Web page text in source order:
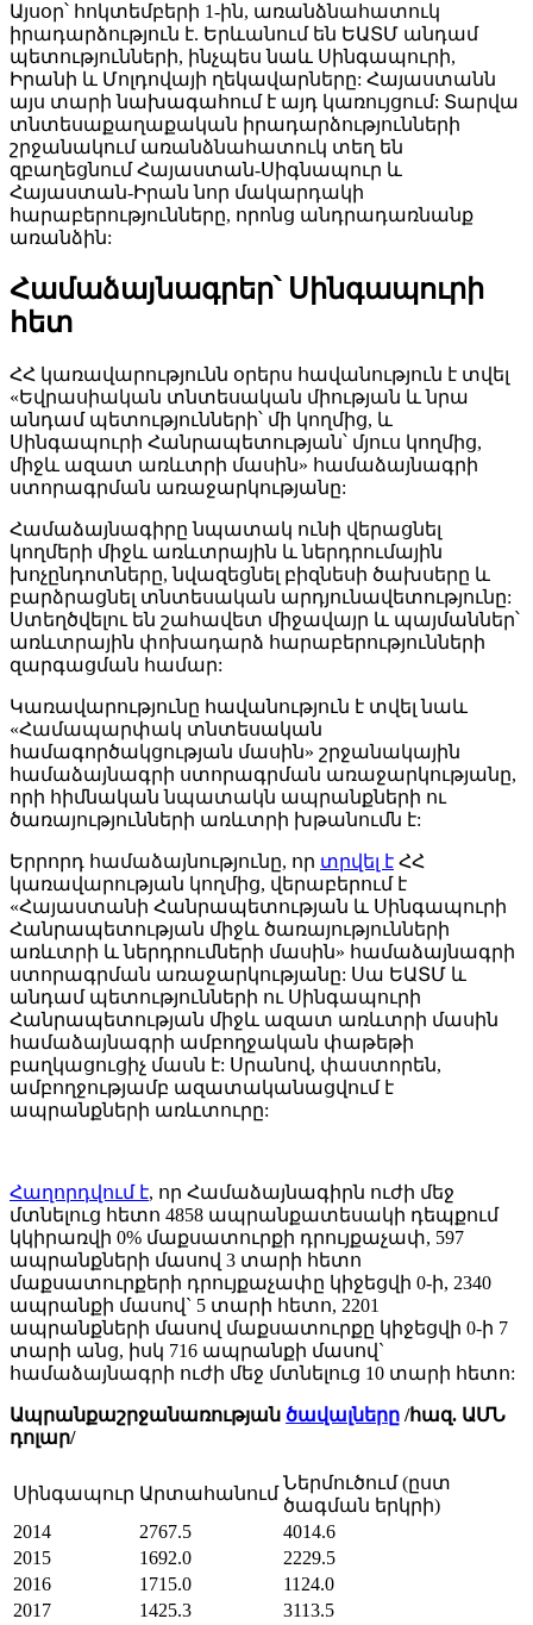
Այսօր՝ հոկտեմբերի 1-ին, առանձնահատուկ
իրադարձություն է. Երևանում են ԵԱՏՄ անդամ
պետությունների, ինչպես նաև Սինգապուրի,
Իրանի և Մոլդովայի ղեկավարները: Հայաստանն
այս տարի նախագահում է այդ կառույցում: Տարվա
տնտեսաքաղաքական իրադարձությունների
շրջանակում առանձնահատուկ տեղ են
զբաղեցնում Հայաստան-Սիգնապուր և
Հայաստան-Իրան նոր մակարդակի
հարաբերությունները, որոնց անդրադառնանք
առանձին:
Համաձայնագրեր՝ Սինգապուրի
հետ
ՀՀ կառավարությունն օրերս հավանություն է տվել
«Եվրասիական տնտեսական միության և նրա
անդամ պետությունների՝ մի կողմից, և
Սինգապուրի Հանրապետության՝ մյուս կողմից,
միջև ազատ առևտրի մասին» համաձայնագրի
ստորագրման առաջարկությանը:
Համաձայնագիրը նպատակ ունի վերացնել
կողմերի միջև առևտրային և ներդրումային
խոչընդոտները, նվազեցնել բիզնեսի ծախսերը և
բարձրացնել տնտեսական արդյունավետությունը:
Ստեղծվելու են շահավետ միջավայր և պայմաններ՝
առևտրային փոխադարձ հարաբերությունների
զարգացման համար:
Կառավարությունը հավանություն է տվել նաև
«Համապարփակ տնտեսական
համագործակցության մասին» շրջանակային
համաձայնագրի ստորագրման առաջարկությանը,
որի հիմնական նպատակն ապրանքների ու
ծառայությունների առևտրի խթանումն է:
Երրորդ համաձայնությունը, որ տրվել է ՀՀ
կառավարության կողմից, վերաբերում է
«Հայաստանի Հանրապետության և Սինգապուրի
Հանրապետության միջև ծառայությունների
առևտրի և ներդրումների մասին» համաձայնագրի
ստորագրման առաջարկությանը: Սա ԵԱՏՄ և
անդամ պետությունների ու Սինգապուրի
Հանրապետության միջև ազատ առևտրի մասին
համաձայնագրի ամբողջական փաթեթի
բաղկացուցիչ մասն է: Սրանով, փաստորեն,
ամբողջությամբ ազատականացվում է
ապրանքների առևտուրը:
Հաղորդվում է, որ Համաձայնագիրն ուժի մեջ
մտնելուց հետո 4858 ապրանքատեսակի դեպքում
կկիրառվի 0% մաքսատուրքի դրույքաչափ, 597
ապրանքների մասով 3 տարի հետո
մաքսատուրքերի դրույքաչափը կիջեցվի 0-ի, 2340
ապրանքի մասով` 5 տարի հետո, 2201
ապրանքների մասով մաքսատուրքը կիջեցվի 0-ի 7
տարի անց, իսկ 716 ապրանքի մասով`
համաձայնագրի ուժի մեջ մտնելուց 10 տարի հետո:
Ապրանքաշրջանառության ծավալները /հազ. ԱՄՆ
դոլար/
Սինգապուր Արտահանում
Ներմուծում (ըստ
ծագման երկրի)
2014
2767.5
4014.6
2015
1692.0
2229.5
2016
1715.0
1124.0
2017
1425.3
3113.5